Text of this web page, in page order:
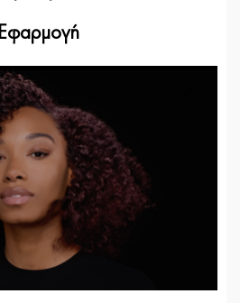
Εφαρμογή